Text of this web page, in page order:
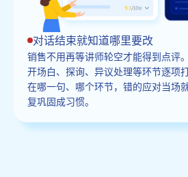
对话结束就知道哪里要改
销售不用再等讲师轮空才能得到点评
开场白、探询、异议处理等环节逐项
在哪一句、哪个环节，错的应对当场
复巩固成习惯。